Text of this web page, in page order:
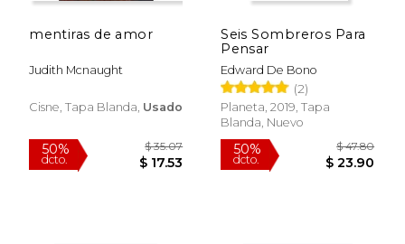
mentiras de amor
Judith Mcnaught
Cisne, Tapa Blanda, Usado
Seis Sombreros Para
Pensar
Edward De Bono
(2)
Planeta, 2019, Tapa
Blanda, Nuevo